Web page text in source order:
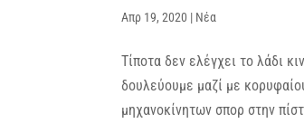
Απρ 19, 2020 | Νέα
Τίποτα δεν ελέγχει το λάδι
δουλεύουμε μαζί με
μηχανοκίνητων σπορ στην